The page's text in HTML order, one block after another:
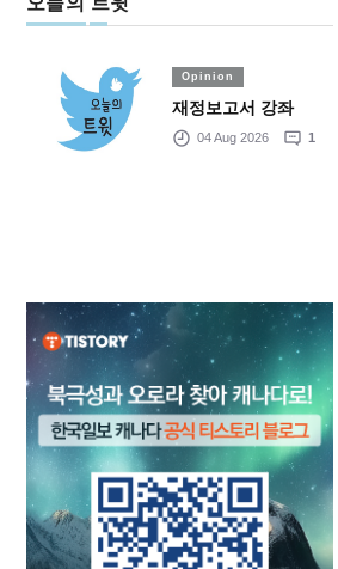
Opinion
재정보고서 강좌
04 Aug 2026 1